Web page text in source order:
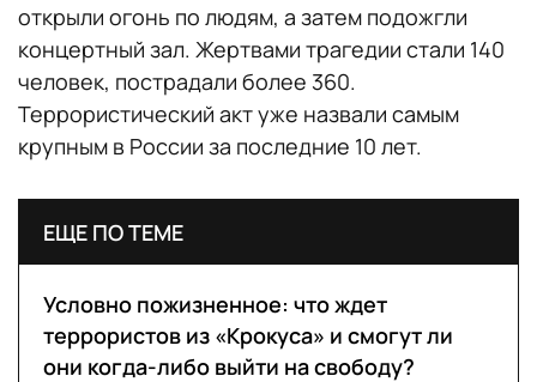
открыли огонь по людям, а затем подожгли
концертный зал. Жертвами трагедии стали 140
человек, пострадали более 360.
Террористический акт уже назвали самым
крупным в России за последние 10 лет.
ЕЩЕ ПО ТЕМЕ
Условно пожизненное: что ждет
террористов из «Крокуса» и смогут ли
они когда-либо выйти на свободу?